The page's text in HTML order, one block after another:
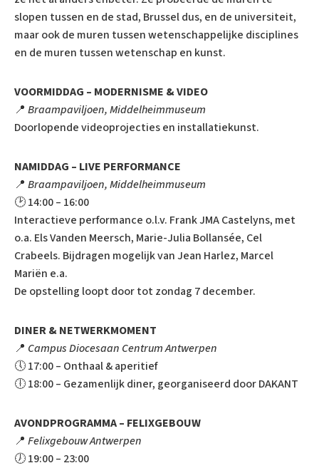
slopen tussen en de stad, Brussel dus, en de universiteit,
maar ook de muren tussen wetenschappelijke disciplines
en de muren tussen wetenschap en kunst.
VOORMIDDAG – MODERNISME & VIDEO
📍 Braampaviljoen, Middelheimmuseum
Doorlopende videoprojecties en installatiekunst.
NAMIDDAG – LIVE PERFORMANCE
📍 Braampaviljoen, Middelheimmuseum
🕑 14:00 – 16:00
Interactieve performance o.l.v. Frank JMA Castelyns, met
o.a. Els Vanden Meersch, Marie-Julia Bollansée, Cel
Crabeels. Bijdragen mogelijk van Jean Harlez, Marcel
Mariën e.a.
De opstelling loopt door tot zondag 7 december.
DINER & NETWERKMOMENT
📍 Campus Diocesaan Centrum Antwerpen
🕔 17:00 – Onthaal & aperitief
🕕 18:00 – Gezamenlijk diner, georganiseerd door DAKANT
AVONDPROGRAMMA – FELIXGEBOUW
📍 Felixgebouw Antwerpen
🕖 19:00 – 23:00